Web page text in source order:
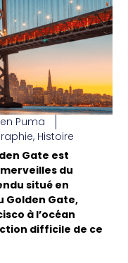
Puma
, Histoire
Gate est
du
situé en
Golden Gate,
à l’océan
difficile de ce